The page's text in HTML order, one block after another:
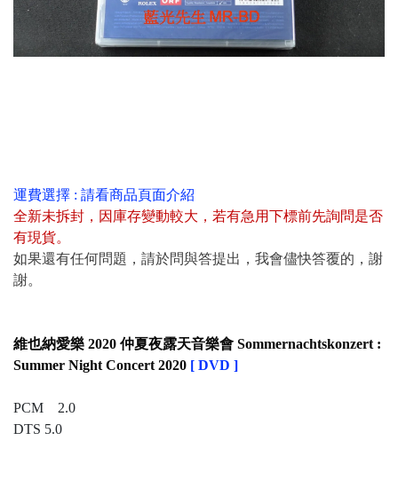
運費選擇 : 請看商品頁面介紹
全新未拆封 ， 因庫存變動較大，若有急用下標前先詢問是否
有現貨。
如果還有任何問題，請於問與答提出，我會儘快答覆的，謝
謝。
維也納愛樂 2020 仲夏夜露天音樂會 Sommernachtskonzert :
Summer Night Concert 2020 [ DVD ]
PCM 2.0
DTS 5.0